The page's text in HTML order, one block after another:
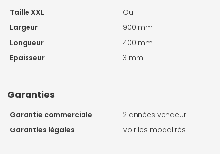
Taille XXL
Oui
Largeur
900 mm
Longueur
400 mm
Epaisseur
3 mm
Garanties
Garantie commerciale
2 années vendeur
Garanties légales
Voir les modalités